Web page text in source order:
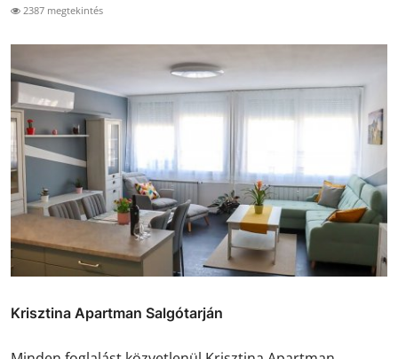
2387 megtekintés
Krisztina Apartman Salgótarján